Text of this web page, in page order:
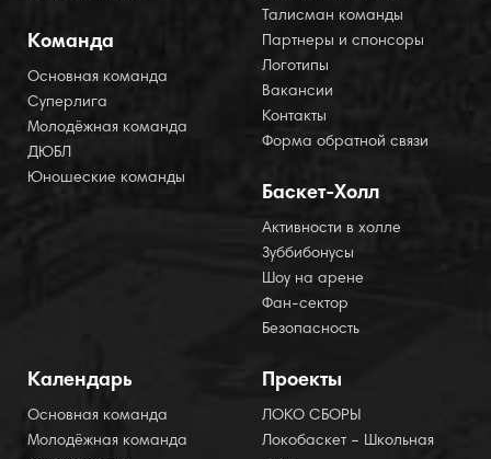
Команда
Основная команда
Суперлига
Молодёжная команда
ДЮБЛ
Юношеские команды
Талисман команды
Партнеры и спонсоры
Логотипы
Вакансии
Контакты
Форма обратной связи
Баскет-Холл
Активности в холле
Зуббибонусы
Шоу на арене
Фан-сектор
Безопасность
Календарь
Основная команда
Молодёжная команда
Проекты
ЛОКО СБОРЫ
Локобаскет – Школьная